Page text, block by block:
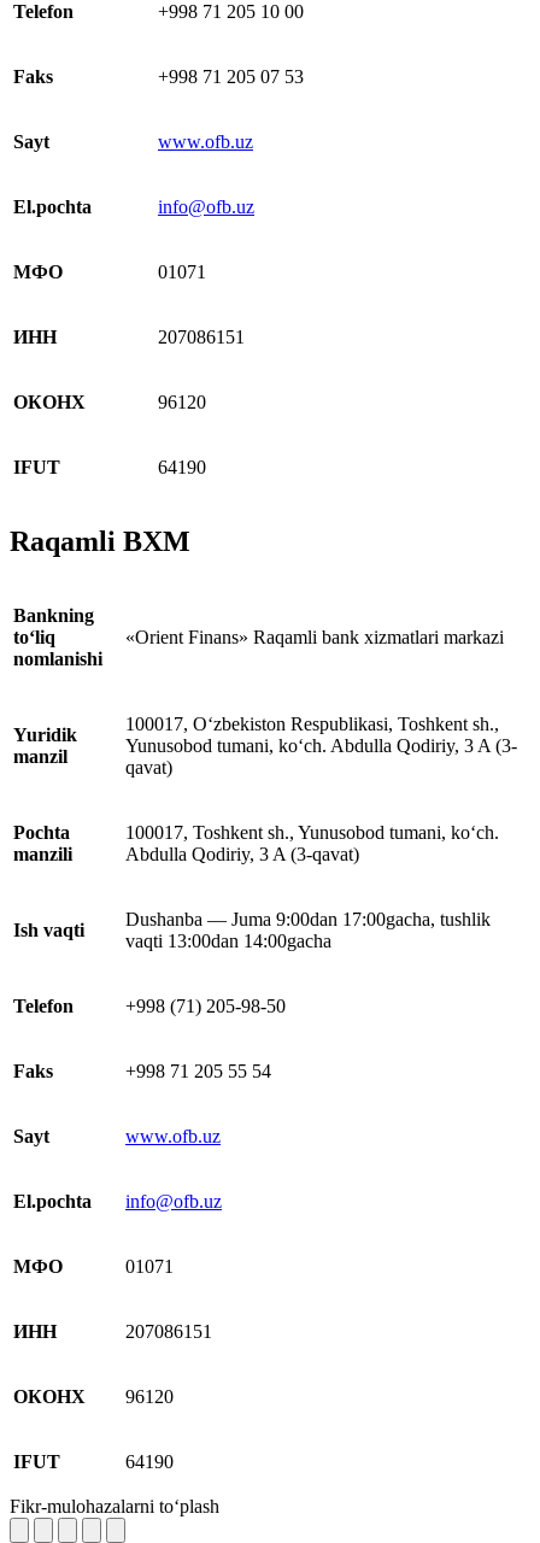
Telefon +998 71 205 10 00
Faks +998 71 205 07 53
Sayt www.ofb.uz
El.pochta info@ofb.uz
МФО 01071
ИНН 207086151
ОКОНХ 96120
IFUT 64190
Raqamli BXM
Bankning
to‘liq
nomlanishi
«Orient Finans» Raqamli bank xizmatlari markazi
Yuridik
manzil
100017, O‘zbekiston Respublikasi, Toshkent sh.,
Yunusobod tumani, ko‘ch. Abdulla Qodiriy, 3 A (3-
qavat)
Pochta
manzili
100017, Toshkent sh., Yunusobod tumani, ko‘ch.
Abdulla Qodiriy, 3 A (3-qavat)
Ish vaqti
Dushanba — Juma 9:00dan 17:00gacha, tushlik
vaqti 13:00dan 14:00gacha
Telefon +998 (71) 205-98-50
Faks +998 71 205 55 54
Sayt www.ofb.uz
El.pochta info@ofb.uz
МФО 01071
ИНН 207086151
ОКОНХ 96120
IFUT 64190
Fikr-mulohazalarni to‘plash